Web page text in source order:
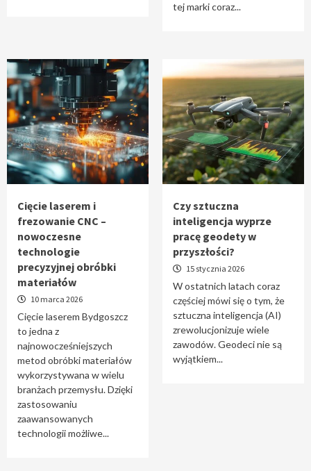
Cięcie laserem i frezowanie CNC –
4
Czy sztuczna inteligencja wyprze pracę
geodety w przyszłości?
5
Tworzenie aplikacji internetowych – jak
powstają nowoczesne rozwiązania cyfrowe
tej marki coraz...
Cięcie laserem i
frezowanie CNC –
nowoczesne
technologie
precyzyjnej obróbki
materiałów
10 marca 2026
Cięcie laserem Bydgoszcz
to jedna z
najnowocześniejszych
metod obróbki materiałów
wykorzystywana w wielu
branżach przemysłu. Dzięki
zastosowaniu
zaawansowanych
technologii możliwe...
Czy sztuczna
inteligencja wyprze
pracę geodety w
przyszłości?
15 stycznia 2026
W ostatnich latach coraz
częściej mówi się o tym, że
sztuczna inteligencja (AI)
zrewolucjonizuje wiele
zawodów. Geodeci nie są
wyjątkiem...